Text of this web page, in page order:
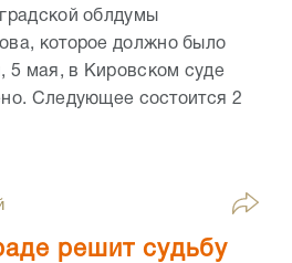
облдумы
которое должно было
5 мая, в Кировском суде
Следующее состоится 2
решит судьбу